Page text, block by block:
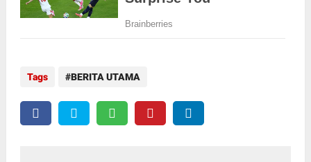
Tags BERITA UTAMA